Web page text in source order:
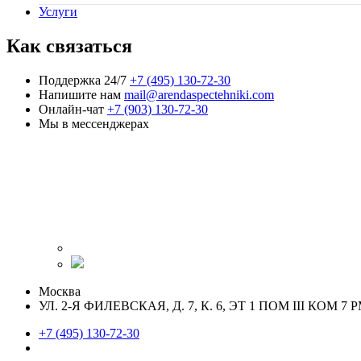
Услуги
Как связаться
Поддержка 24/7 +7 (495) 130-72-30
Напишите нам mail@arendaspectehniki.com
Онлайн-чат +7 (903) 130-72-30
Мы в мессенджерах
Москва
УЛ. 2-Я ФИЛЕВСКАЯ, Д. 7, К. 6, ЭТ 1 ПОМ III КОМ 7
+7 (495) 130-72-30